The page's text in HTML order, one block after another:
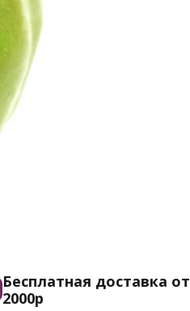
Бесплатная доставка от
2000р